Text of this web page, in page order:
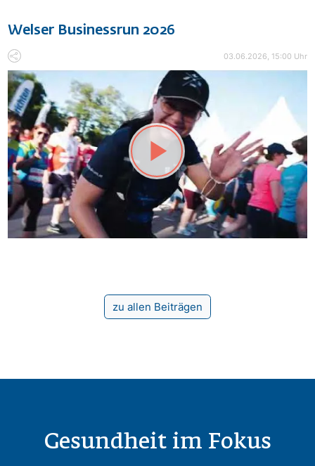
Welser Businessrun 2026
03.06.2026, 15:00 Uhr
zu allen Beiträgen
Gesundheit im Fokus